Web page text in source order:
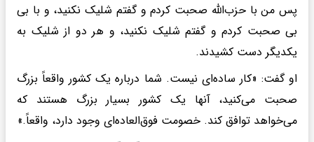
پس من با حزب‌الله صحبت کردم و گفتم شلیک نکنید، و با بی
بی صحبت کردم و گفتم شلیک نکنید، و هر دو از شلیک به
یکدیگر دست کشیدند.
او گفت: «کار ساده‌ای نیست. شما درباره یک کشور واقعاً بزرگ
صحبت می‌کنید، آنها یک کشور بسیار بزرگ هستند که
می‌خواهد توافق کند. خصومت فوق‌العاده‌ای وجود دارد، واقعاً.»